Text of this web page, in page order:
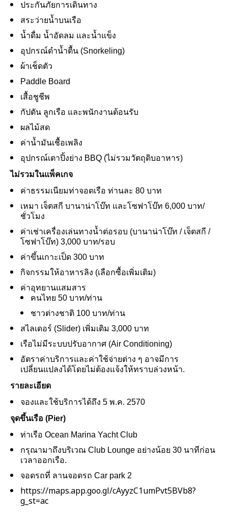
ประกันภัยการเดินทาง
สระว่ายน้ำบนเรือ
น้ำดื่ม น้ำอัดลม และน้ำแข็ง
อุปกรณ์ดำน้ำตื้น (Snorkeling)
ผ้าเช็ดตัว
Paddle Board
เสื้อชูชีพ
กัปตัน ลูกเรือ และพนักงานต้อนรับ
ผลไม้สด
ค่าน้ำมันเชื้อเพลิง
อุปกรณ์เตาปิ้งย่าง BBQ (ไม่รวมวัตถุดิบอาหาร)
ไม่รวมในแพ็คเกจ
ค่าธรรมเนียมท่าจอดเรือ ท่านละ 80 บาท
เหมา เจ็ตสกี บานาน่าโบ๊ท และโซฟาโบ๊ท 6,000 บาท/
ชั่วโมง
ค่าเช่าเครื่องเล่นทางน้ำต่อรอบ (บานาน่าโบ๊ท / เจ็ตสกี /
โซฟาโบ๊ท) 3,000 บาท/รอบ
ค่าขึ้นเกาะเป็ด 300 บาท
กิจกรรมให้อาหารลิง (เลือกซื้อเพิ่มเติม)
ค่าอุทยานแสมสาร
คนไทย 50 บาท/ท่าน
ชาวต่างชาติ 100 บาท/ท่าน
สไลเดอร์ (Slider) เพิ่มเติม 3,000 บาท
เรือไม่มีระบบปรับอากาศ (Air Conditioning)
อัตราค่าบริการและค่าใช้จ่ายต่าง ๆ อาจมีการ
เปลี่ยนแปลงได้โดยไม่ต้องแจ้งให้ทราบล่วงหน้า.
รายละเอียด
จองและใช้บริการได้ถึง 5 พ.ค. 2570
จุดขึ้นเรือ (Pier)
ท่าเรือ Ocean Marina Yacht Club
กรุณามาถึงบริเวณ Club Lounge อย่างน้อย 30 นาทีก่อน
เวลาออกเรือ.
จอดรถที่ ลานจอดรถ Car park 2
https://maps.app.goo.gl/cAyyzC1umPvt5BVb8?
g_st=ac